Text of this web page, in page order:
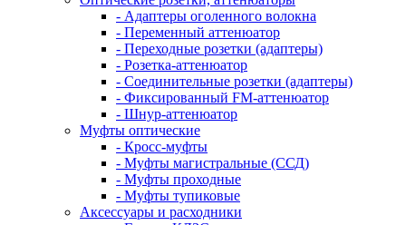
- Адаптеры оголенного волокна
- Переменный аттенюатор
- Переходные розетки (адаптеры)
- Розетка-аттенюатор
- Соединительные розетки (адаптеры)
- Фиксированный FM-аттенюатор
- Шнур-аттенюатор
Муфты оптические
- Кросс-муфты
- Муфты магистральные (ССД)
- Муфты проходные
- Муфты тупиковые
Аксессуары и расходники